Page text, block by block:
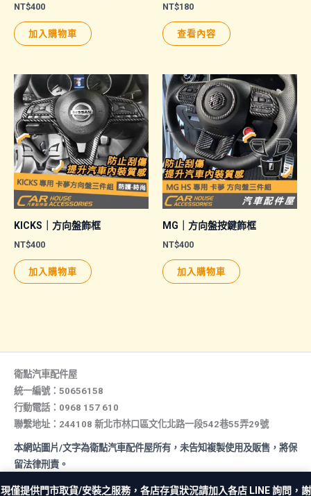
現僅提供門市取貨/安裝之服務，各店存貨狀況請加入各店 LINE 詢問，謝
NT$400
加入購物車
NT$180
查看內容
KICKS｜方向盤飾框
NT$400
加入購物車
MG｜方向盤按鍵飾框
NT$400
加入購物車
衛點汽車配件屋
統一編號：50656158
行動電話：0968 157 610
聯繫地址：244108 新北市林口區文化北路一段542巷55弄29號
本網站圖片/文字為衛點汽車配件屋所有，未告知複製使用及販售，將保
留法律刑責。